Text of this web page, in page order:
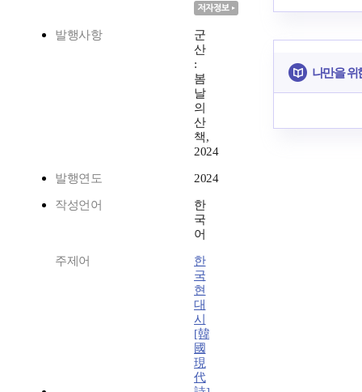
발행사항
군
산
:
봄
날
의
산
책,
2024
발행연도 2024
작성언어
한
국
어
주제어
한
국
현
대
시
[韓
國
現
代
나만을 위